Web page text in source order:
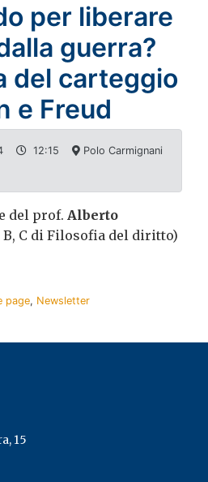
per liberare
guerra?
del carteggio
e Freud
12:15
Polo Carmignani
del prof. Alberto
B, C di Filosofia del diritto)
page, Newsletter
15